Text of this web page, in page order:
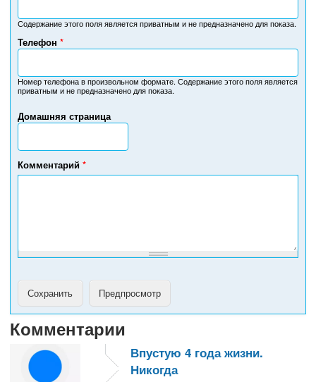
Содержание этого поля является приватным и не предназначено для показа.
Домашняя страница
Телефон *
Н
м
е
т
л
е
ф
Номер телефона в произвольном формате. Содержание этого поля является
приватным и не предназначено для показа.
Комментарий *
Комментарии
Впустую 4 года жизни.
Никогда